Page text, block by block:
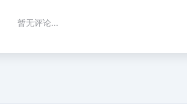
暂无评论...